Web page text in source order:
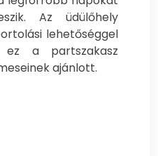
Az üdülőhely
lehetőséggel
ez a partszakasz
ajánlott.